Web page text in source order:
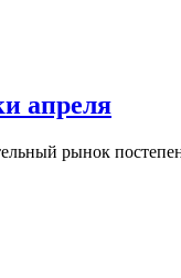
апреля
рынок